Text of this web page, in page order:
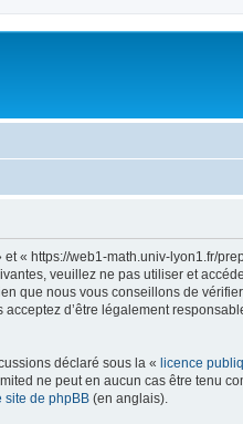
« https://web1-math.univ-lyon1.fr/
veuillez ne pas utiliser et
que nous vous conseillons de
d’être légalement
déclaré sous la « licence
ne peut en aucun cas être tenu
site de phpBB (en anglais).